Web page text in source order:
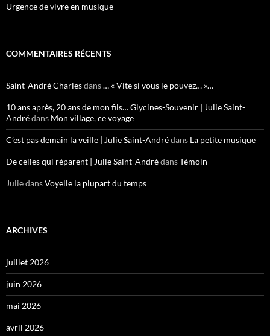
Urgence de vivre en musique
COMMENTAIRES RÉCENTS
Saint-André Charlesdans… « Vite si vous le pouvez… »…
10 ans après, 20 ans de mon fils… Glycines-Souvenir | Julie Saint-
Andrédans Mon village, ce voyage
C’est pas demain la veille | Julie Saint-Andrédans La petite musique
De celles qui réparent | Julie Saint-AndrédansTémoin
JuliedansVoyelle la plupart du temps
ARCHIVES
juillet 2026
juin 2026
mai 2026
avril 2026